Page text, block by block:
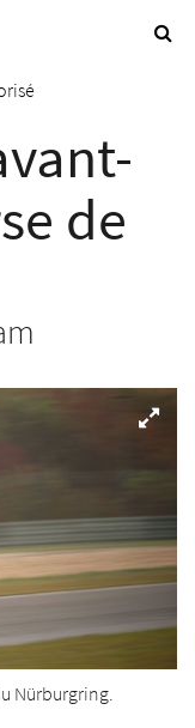
de
Nürburgring.